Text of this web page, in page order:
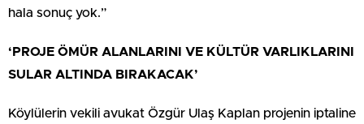
hala sonuç yok.”
‘PROJE ÖMÜR ALANLARINI VE KÜLTÜR VARLIKLARINI
SULAR ALTINDA BIRAKACAK’
Köylülerin vekili avukat Özgür Ulaş Kaplan projenin iptaline